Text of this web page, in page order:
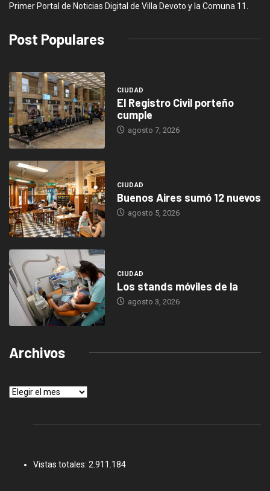
Primer Portal de Noticias Digital de Villa Devoto y la Comuna 11.
Post Populares
CIUDAD
El Registro Civil porteño
cumple
agosto 7, 2026
CIUDAD
Buenos Aires sumó 12 nuevos
agosto 5, 2026
CIUDAD
Los stands móviles de la
agosto 3, 2026
Archivos
Archivos
Vistas totales: 2.911.184